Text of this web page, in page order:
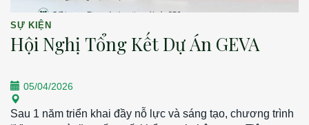
SỰ KIỆN
Hội Nghị Tổng Kết Dự Án GEVA
05/04/2026
Sau 1 năm triển khai đầy nỗ lực và sáng tạo, chương trình